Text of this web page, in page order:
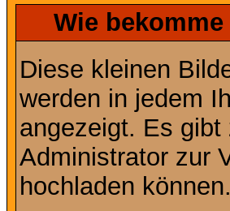
Wie
Diese kleinen
werden in jedem
angezeigt. Es
Administrator zur
hochladen können.